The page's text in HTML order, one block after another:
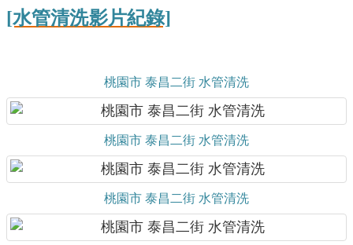
[水管清洗影片紀錄]
桃園市 泰昌二街 水管清洗
桃園市 泰昌二街 水管清洗
桃園市 泰昌二街 水管清洗